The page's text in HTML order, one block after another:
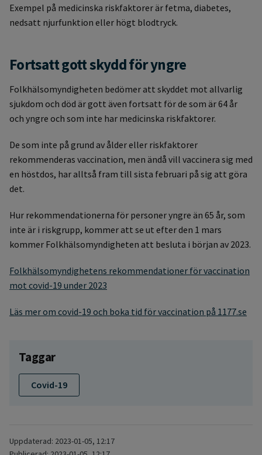
Exempel på medicinska riskfaktorer är fetma, diabetes,
nedsatt njurfunktion eller högt blodtryck.
Fortsatt gott skydd för yngre
Folkhälsomyndigheten bedömer att skyddet mot allvarlig
sjukdom och död är gott även fortsatt för de som är 64 år
och yngre och som inte har medicinska riskfaktorer.
De som inte på grund av ålder eller riskfaktorer
rekommenderas vaccination, men ändå vill vaccinera sig med
en höstdos, har alltså fram till sista februari på sig att göra
det.
Hur rekommendationerna för personer yngre än 65 år, som
inte är i riskgrupp, kommer att se ut efter den 1 mars
kommer Folkhälsomyndigheten att besluta i början av 2023.
Folkhälsomyndighetens rekommendationer för vaccination
mot covid-19 under 2023
Läs mer om covid-19 och boka tid för vaccination på 1177.se
Taggar
Covid-19
Uppdaterad: 2023-01-05, 12:17